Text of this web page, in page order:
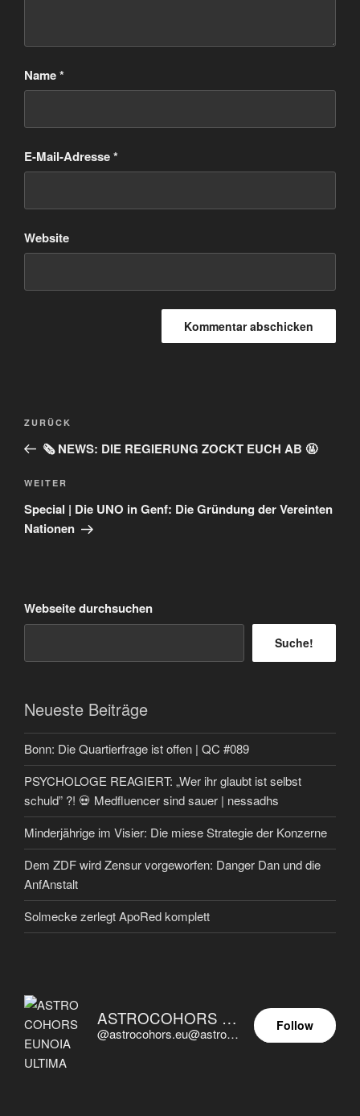
Name*
E-Mail-Adresse*
Website
Beitragsnavigation
Vorheriger
Beitrag
ZURÜCK
🗞️ NEWS: DIE REGIERUNG ZOCKT EUCH AB 🤬
Nächster
Beitrag
WEITER
Special | Die UNO in Genf: Die Gründung der Vereinten
Nationen
Webseite durchsuchen
Suche!
Neueste Beiträge
Bonn: Die Quartierfrage ist offen | QC #089
PSYCHOLOGE REAGIERT: „Wer ihr glaubt ist selbst
schuld” ?! 💀 Medfluencer sind sauer | nessadhs
Minderjährige im Visier: Die miese Strategie der Konzerne
Dem ZDF wird Zensur vorgeworfen: Danger Dan und die
AnfAnstalt
Solmecke zerlegt ApoRed komplett
ASTROCOHORS EUNOIA ULTIMA
@astrocohors.eu@astrocohors.eu
Follow